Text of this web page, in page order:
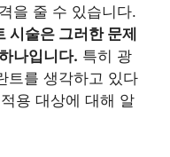
을 줄 수 있습니다.
시술은 그러한 문제
나입니다. 특히 광
트를 생각하고 있다
용 대상에 대해 알